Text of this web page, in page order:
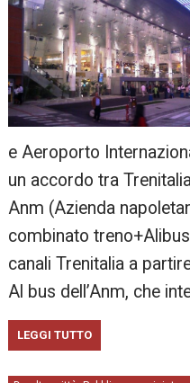
e Aeroporto
un accordo tra
Anm (Azienda
combinato
canali Trenitalia a
Al bus dell’Anm, che
LEGGI TUTTO